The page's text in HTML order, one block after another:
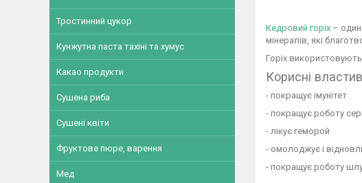
Кедровий горіх – один
мінералів, які
Горіх
Корисні
- покращує імунітет
- покращує роботу
- лікує геморой
- омолоджує і
- покращує роботу
Тростинний цукор
Кунжутна паста тахіні та хумус
Какао продукти
Сушена риба
Сушені квіти
Фруктове пюре, варення
Мед